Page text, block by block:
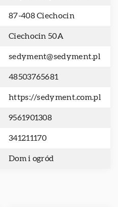
87-408 Ciechocin
Ciechocin 50A
sedyment@sedyment.pl
48503765681
https://sedyment.com.pl
9561901308
341211170
Dom i ogród